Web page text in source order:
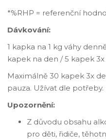
*%RHP = referenční
Dávkování:
1 kapka na 1 kg váhy
kapek na den / 5 kapek 3x
Maximálně 30 kapek 3x
pauza. Užívat dle
Upozornění:
Z důvodu obsahu
pro děti, řidiče,